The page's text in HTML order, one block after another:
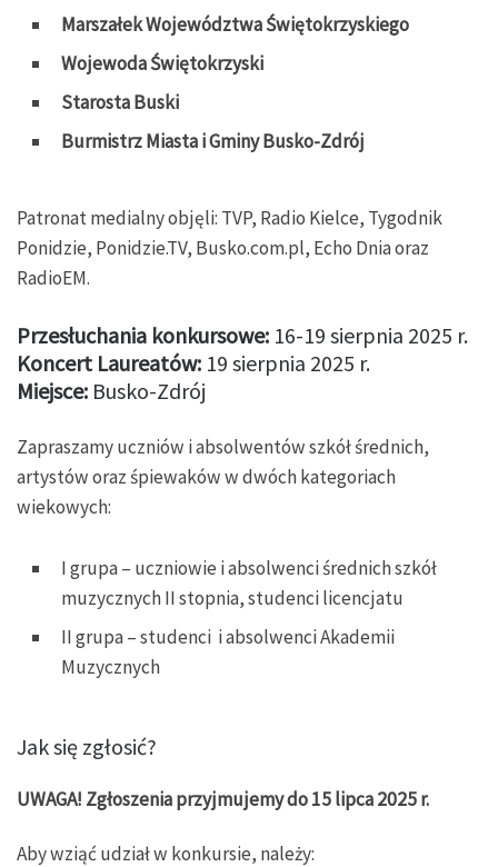
Marszałek Województwa Świętokrzyskiego
Wojewoda Świętokrzyski
Starosta Buski
Burmistrz Miasta i Gminy Busko-Zdrój
Patronat medialny objęli: TVP, Radio Kielce, Tygodnik
Ponidzie, Ponidzie.TV, Busko.com.pl, Echo Dnia oraz
RadioEM.
Przesłuchania konkursowe: 16-19 sierpnia 2025 r.
Koncert Laureatów: 19 sierpnia 2025 r.
Miejsce: Busko-Zdrój
Zapraszamy uczniów i absolwentów szkół średnich,
artystów oraz śpiewaków w dwóch kategoriach
wiekowych:
I grupa – uczniowie i absolwenci średnich szkół
muzycznych II stopnia, studenci licencjatu
II grupa – studenci i absolwenci Akademii
Muzycznych
Jak się zgłosić?
UWAGA! Zgłoszenia przyjmujemy do 15 lipca 2025 r.
Aby wziąć udział w konkursie, należy: